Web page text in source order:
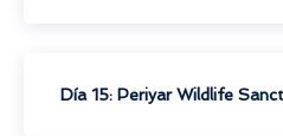
Día 15: Periyar Wildlife